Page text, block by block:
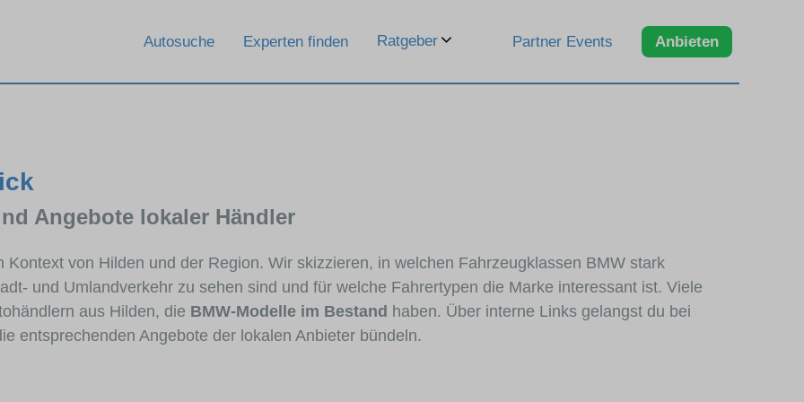
Autosuche Experten finden Ratgeber Partner Events Anbieten
Angebote lokaler Händler
von Hilden und der Region. Wir skizzieren, in welchen Fahrzeugklassen BMW stark
und Umlandverkehr zu sehen sind und für welche Fahrertypen die Marke interessant ist. Viele
aus Hilden, die BMW-Modelle im Bestand haben. Über interne Links gelangst du bei
entsprechenden Angebote der lokalen Anbieter bündeln.